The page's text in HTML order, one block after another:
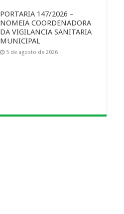
PORTARIA 147/2026 –
NOMEIA COORDENADORA
DA VIGILANCIA SANITARIA
MUNICIPAL
5 de agosto de 2026